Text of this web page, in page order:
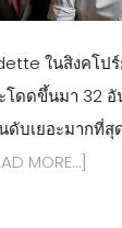
ในสิงคโป
ะโดดขึ้นมา
บเยอะมากที่สุ
MORE…]